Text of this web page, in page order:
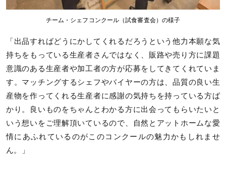
チーム・シェフコンクール（試食審査会）の様子
「出品すればどうにかしてくれるだろうという他力本願な気
持ちをもっている生産者さんではなく、販路や売り方に課題
意識のある生産者や加工者の方が応募をしてきてくれていま
す。マッチングするシェフやバイヤーの方は、品質の良い生
産物を作ってくれる生産者に感謝の気持ちを持っている方ば
かり。良いものをちゃんとわかる方に出会ってもらいたいと
いう想いをご理解頂いているので、自然とアットホームな愛
情にあふれているのがこのコンクールの魅力かもしれませ
ん。」